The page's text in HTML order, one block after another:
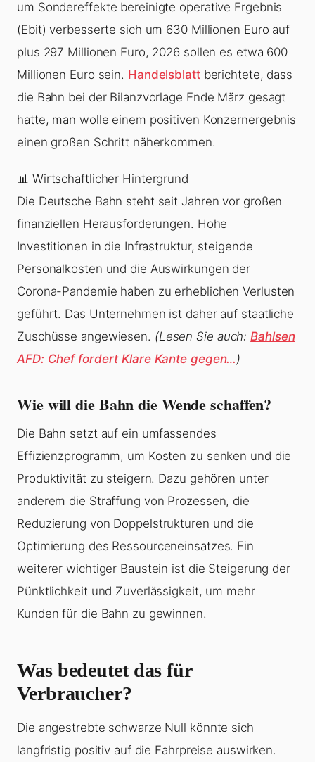
um Sondereffekte bereinigte operative Ergebnis
(Ebit) verbesserte sich um 630 Millionen Euro auf
plus 297 Millionen Euro, 2026 sollen es etwa 600
Millionen Euro sein. Handelsblattberichtete, dass
die Bahn bei der Bilanzvorlage Ende März gesagt
hatte, man wolle einem positiven Konzernergebnis
einen großen Schritt näherkommen.
📊 Wirtschaftlicher Hintergrund
Die Deutsche Bahn steht seit Jahren vor großen
finanziellen Herausforderungen. Hohe
Investitionen in die Infrastruktur, steigende
Personalkosten und die Auswirkungen der
Corona-Pandemie haben zu erheblichen Verlusten
geführt. Das Unternehmen ist daher auf staatliche
Zuschüsse angewiesen. (Lesen Sie auch:Bahlsen
AFD: Chef fordert Klare Kante gegen… )
Wie will die Bahn die Wende schaffen?
Die Bahn setzt auf ein umfassendes
Effizienzprogramm, um Kosten zu senken und die
Produktivität zu steigern. Dazu gehören unter
anderem die Straffung von Prozessen, die
Reduzierung von Doppelstrukturen und die
Optimierung des Ressourceneinsatzes. Ein
weiterer wichtiger Baustein ist die Steigerung der
Pünktlichkeit und Zuverlässigkeit, um mehr
Kunden für die Bahn zu gewinnen.
Was bedeutet das für
Verbraucher?
Die angestrebte schwarze Null könnte sich
langfristig positiv auf die Fahrpreise auswirken.